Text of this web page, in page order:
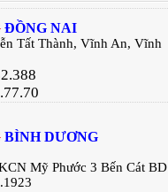
ĐỒNG NAI
Tất Thành, Vĩnh An, Vĩnh
BÌNH DƯƠNG
Mỹ Phước 3 Bến Cát BD